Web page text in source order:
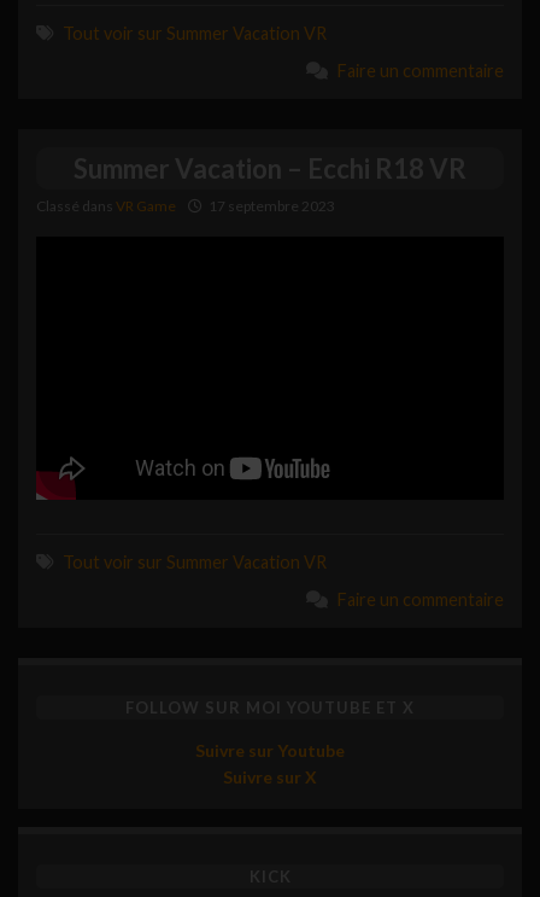
Tout voir sur Summer Vacation VR
Faire un commentaire
Summer Vacation – Ecchi R18 VR
Classé dans VR Game 17 septembre 2023
Tout voir sur Summer Vacation VR
Faire un commentaire
FOLLOW SUR MOI YOUTUBE ET X
Suivre sur Youtube
Suivre sur X
KICK